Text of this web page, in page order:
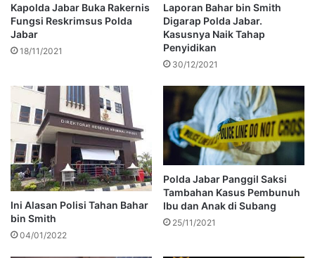
Kapolda Jabar Buka Rakernis
Fungsi Reskrimsus Polda
Jabar
18/11/2021
Laporan Bahar bin Smith
Digarap Polda Jabar.
Kasusnya Naik Tahap
Penyidikan
30/12/2021
Ini Alasan Polisi Tahan Bahar
bin Smith
04/01/2022
Polda Jabar Panggil Saksi
Tambahan Kasus Pembunuh
Ibu dan Anak di Subang
25/11/2021